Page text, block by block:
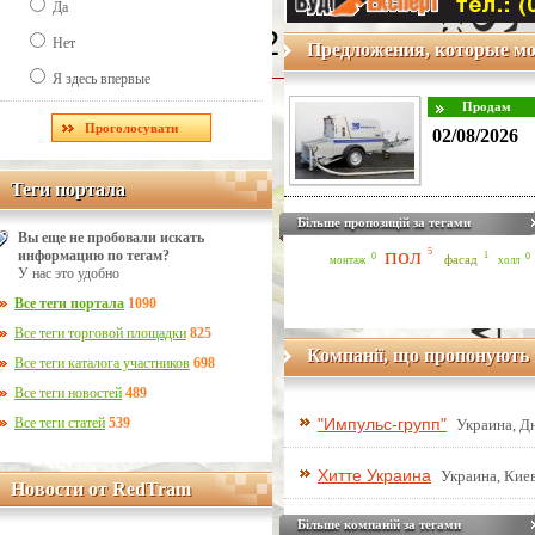
Line Number: 42
Да
Нет
Я здесь впервые
Теги портала
Теги портала
Вы еще не пробовали искать
информацию по тегам?
У нас это удобно
Все теги портала 1090
Все теги торговой площадки 825
Все теги каталога участников 698
Все теги новостей 489
Все теги статей 539
Новости от RedTram
Новости от RedTram
Предложения, которые
02/08/2026
Більше пропозицій за тегами
монтаж 0 пол 5
фасад 1 холл 0
Компанії, що пропонують
"Импульс-групп" Украина,
Хитте Украина Украина,
Більше компаній за тегами